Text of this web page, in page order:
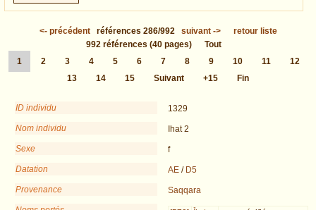
<- précédent références 286/992 suivant->
retour liste
992 références (40 pages)
Tout
1
2 3 4 5 6 7 8 9 10 11
12
13
14 15 Suivant +15 Fin
ID individu
1329
Nom individu
Ihat 2
Sexe
f
Datation
AE / D5
Provenance
Saqqara